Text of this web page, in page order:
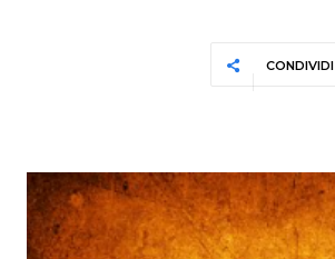
CONDIVIDI